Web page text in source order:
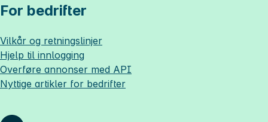
For bedrifter
Vilkår og retningslinjer
Hjelp til innlogging
Overføre annonser med API
Nyttige artikler for bedrifter